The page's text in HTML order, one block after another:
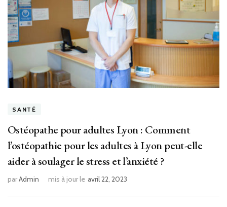
SANTÉ
Ostéopathe pour adultes Lyon : Comment
l’ostéopathie pour les adultes à Lyon peut-elle
aider à soulager le stress et l’anxiété ?
parAdmin mis à jour le avril 22, 2023